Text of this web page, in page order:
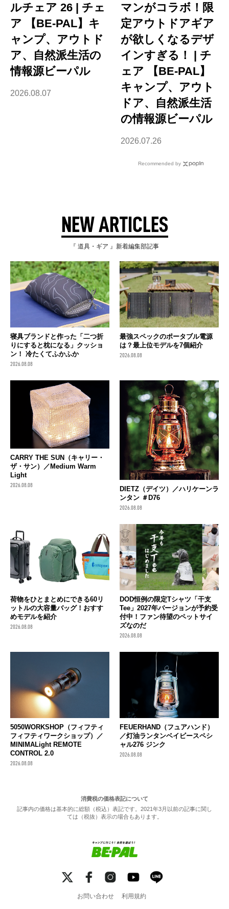
ルチェア 26 | チェ
ア 【BE-PAL】キ
ャンプ、アウトド
ア、自然派生活の
情報源ビーパル
2026.08.07
マンがコラボ！限
定アウトドアギア
が欲しくなるデザ
インすぎる！ | チ
ェア 【BE-PAL】
キャンプ、アウト
ドア、自然派生活
の情報源ビーパル
2026.07.26
Recommended by
NEW ARTICLES
『 道具・ギア 』新着編集部記事
寝具ブランドと作った「二つ折
りにすると枕になる」クッショ
ン！ 冷たくてふかふか
2026.08.08
最強スペックのポータブル電源
は？最上位モデルを7個紹介
2026.08.08
CARRY THE SUN（キャリー・
ザ・サン）／Medium Warm
Light
2026.08.08
DIETZ（デイツ）／ハリケーンラ
ンタン ＃D76
2026.08.08
荷物をひとまとめにできる60リ
ットルの大容量バッグ！おすす
めモデルを紹介
2026.08.08
DOD恒例の限定Tシャツ「干支
Tee」2027年バージョンが予約受
付中！ファン待望のペットサイ
ズなのだ
2026.08.08
5050WORKSHOP（フィフティ
フィフティワークショップ）／
MINIMALight REMOTE
CONTROL 2.0
2026.08.08
FEUERHAND（フュアハンド）
／灯油ランタンベイビースペシ
ャル276 ジンク
2026.08.08
消費税の価格表記について
記事内の価格は基本的に総額（税込）表記です。2021年3月以前の記事に関し
ては（税抜）表示の場合もあります。
お問い合わせ 利用規約